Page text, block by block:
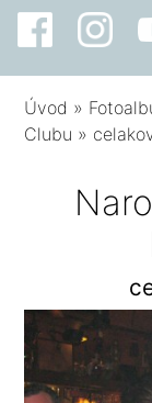
Úvod »
Clubu »